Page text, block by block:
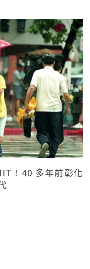
！40 多年前彰化